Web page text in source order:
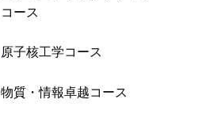
コース
原子核工学コース
物質・情報卓越コース